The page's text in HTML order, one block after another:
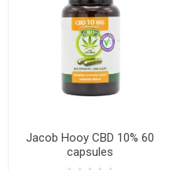
Jacob Hooy CBD 10% 60
capsules